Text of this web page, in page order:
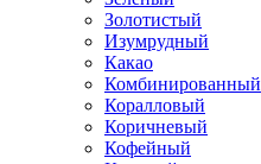
Золотистый
Изумрудный
Какао
Комбинированный
Коралловый
Коричневый
Кофейный